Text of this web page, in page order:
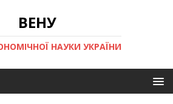
ВЕНУ
НАУКИ УКРАЇНИ